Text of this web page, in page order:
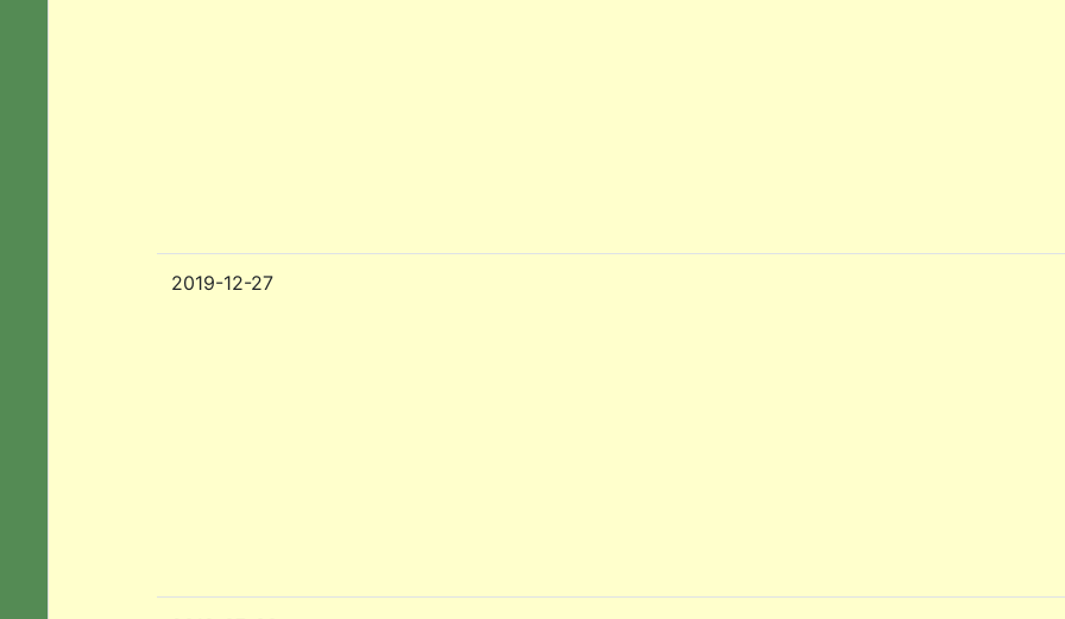
2019-12-27